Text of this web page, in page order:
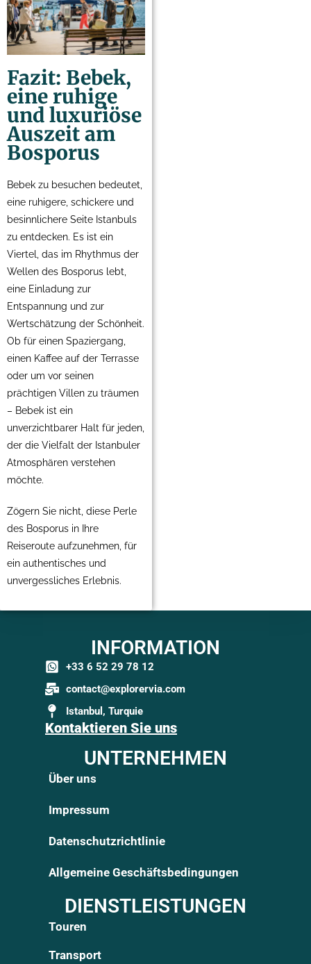
Fazit: Bebek,
eine ruhige
und luxuriöse
Auszeit am
Bosporus
Bebek zu besuchen bedeutet,
eine ruhigere, schickere und
besinnlichere Seite Istanbuls
zu entdecken. Es ist ein
Viertel, das im Rhythmus der
Wellen des Bosporus lebt,
eine Einladung zur
Entspannung und zur
Wertschätzung der Schönheit.
Ob für einen Spaziergang,
einen Kaffee auf der Terrasse
oder um vor seinen
prächtigen Villen zu träumen
– Bebek ist ein
unverzichtbarer Halt für jeden,
der die Vielfalt der Istanbuler
Atmosphären verstehen
möchte.
Zögern Sie nicht, diese Perle
des Bosporus in Ihre
Reiseroute aufzunehmen, für
ein authentisches und
unvergessliches Erlebnis.
INFORMATION
+33 6 52 29 78 12
contact@explorervia.com
Istanbul, Turquie
Kontaktieren Sie uns
UNTERNEHMEN
Über uns
Impressum
Datenschutzrichtlinie
Allgemeine Geschäftsbedingungen
DIENSTLEISTUNGEN
Touren
Transport